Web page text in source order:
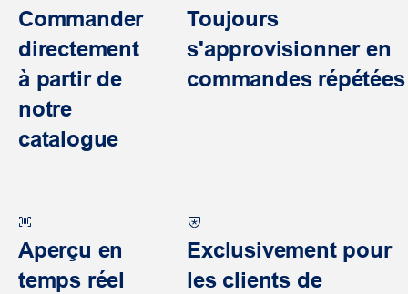
Commander
directement
à partir de
notre
catalogue
Toujours
s'approvisionner en
commandes répétées
Aperçu en
temps réel
Exclusivement pour
les clients de